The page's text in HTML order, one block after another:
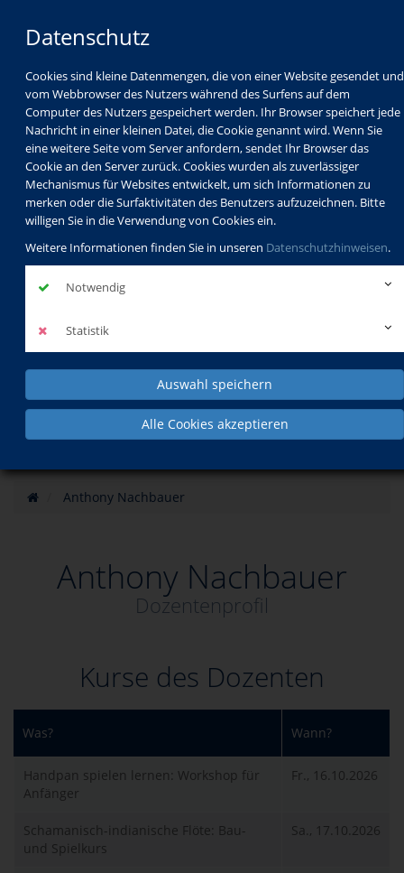
Datenschutz
Cookies sind kleine Datenmengen, die von einer Website gesendet und
vom Webbrowser des Nutzers während des Surfens auf dem
Computer des Nutzers gespeichert werden. Ihr Browser speichert jede
Nachricht in einer kleinen Datei, die Cookie genannt wird. Wenn Sie
eine weitere Seite vom Server anfordern, sendet Ihr Browser das
Cookie an den Server zurück. Cookies wurden als zuverlässiger
Mechanismus für Websites entwickelt, um sich Informationen zu
merken oder die Surfaktivitäten des Benutzers aufzuzeichnen. Bitte
willigen Sie in die Verwendung von Cookies ein.
Weitere Informationen finden Sie in unseren Datenschutzhinweisen.
Notwendig
Statistik
Auswahl speichern
Alle Cookies akzeptieren
Programm
Schulabschlüsse
Schulkindbetreuung
Service
Anthony Nachbauer
Anthony Nachbauer
Dozentenprofil
Kurse des Dozenten
Was? Wann?
Handpan spielen lernen: Workshop für
Anfänger
Fr., 16.10.2026
Schamanisch-indianische Flöte: Bau-
und Spielkurs
Sa., 17.10.2026